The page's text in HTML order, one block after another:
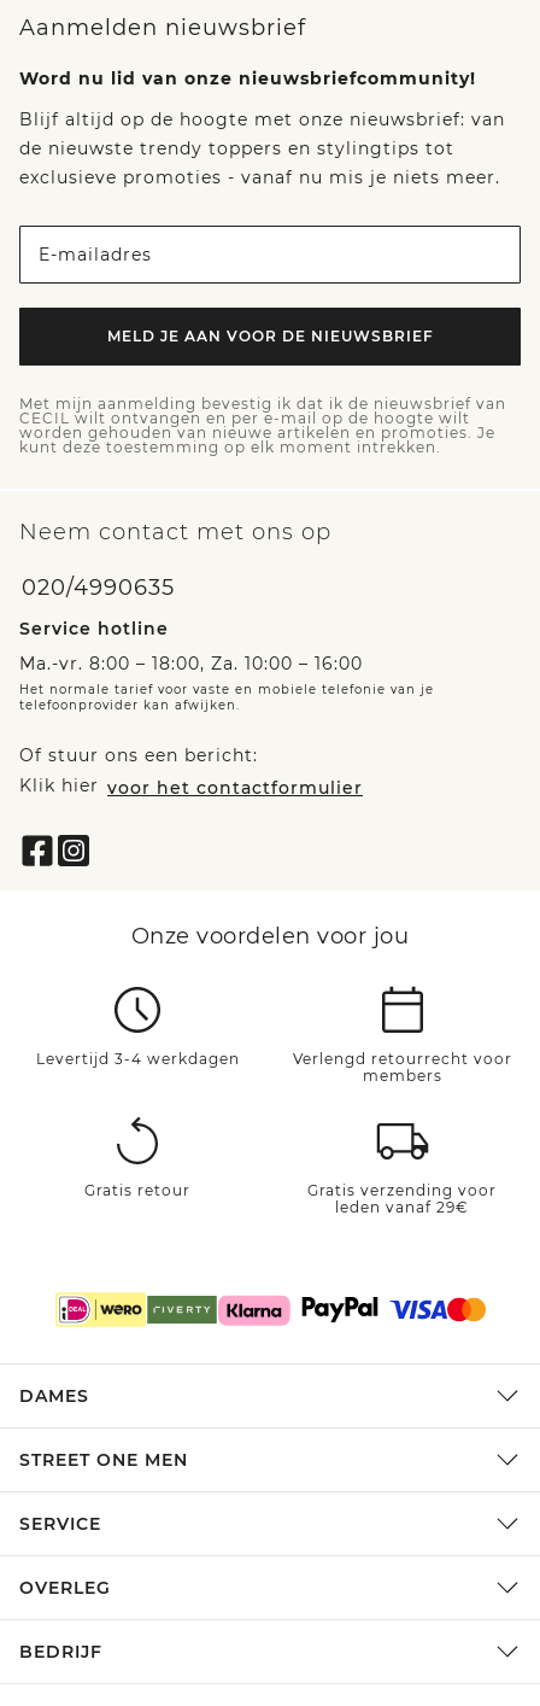
Aanmelden nieuwsbrief
Word nu lid van onze nieuwsbriefcommunity!
Blijf altijd op de hoogte met onze nieuwsbrief: van
de nieuwste trendy toppers en stylingtips tot
exclusieve promoties - vanaf nu mis je niets meer.
E-mailadres
MELD JE AAN VOOR DE NIEUWSBRIEF
Met mijn aanmelding bevestig ik dat ik de nieuwsbrief van
CECIL wilt ontvangen en per e-mail op de hoogte wilt
worden gehouden van nieuwe artikelen en promoties. Je
kunt deze toestemming op elk moment intrekken.
Neem contact met ons op
020/4990635
Service hotline
Ma.-vr. 8:00 – 18:00, Za. 10:00 – 16:00
Het normale tarief voor vaste en mobiele telefonie van je
telefoonprovider kan afwijken.
Of stuur ons een bericht:
Klik hier voor het contactformulier
Onze voordelen voor jou
Levertijd 3-4 werkdagen
Verlengd retourrecht voor
members
Gratis retour
Gratis verzending voor
leden vanaf 29€
DAMES
STREET ONE MEN
SERVICE
OVERLEG
BEDRIJF